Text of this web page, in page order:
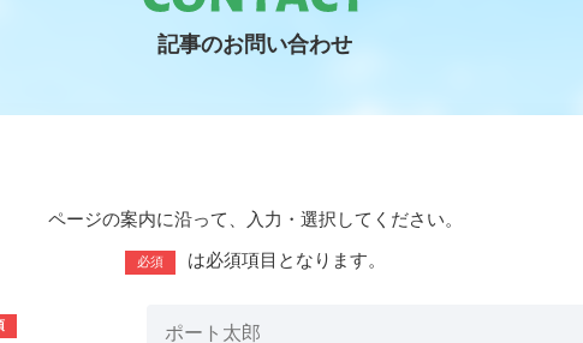
記事のお問い合わせ
ページの案内に沿って、入力・選択してください。
必須 は必須項目となります。